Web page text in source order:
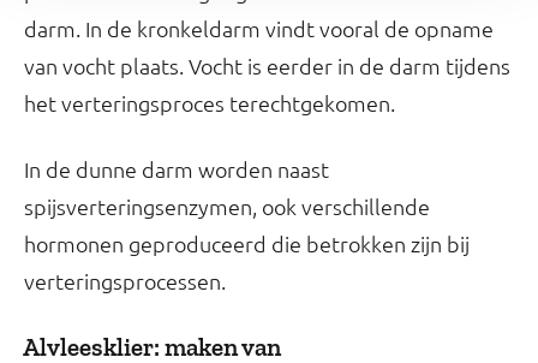
darm. In de kronkeldarm vindt vooral de opname
van vocht plaats. Vocht is eerder in de darm tijdens
het verteringsproces terechtgekomen.
In de dunne darm worden naast
spijsverteringsenzymen, ook verschillende
hormonen geproduceerd die betrokken zijn bij
verteringsprocessen.
Alvleesklier: maken van